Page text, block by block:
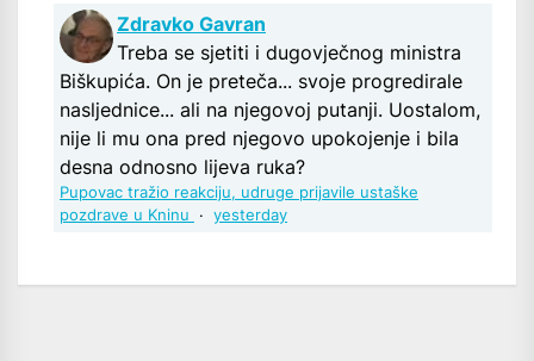
Zdravko Gavran
Treba se sjetiti i dugovječnog ministra
Biškupića. On je preteča... svoje progredirale
nasljednice... ali na njegovoj putanji. Uostalom,
nije li mu ona pred njegovo upokojenje i bila
desna odnosno lijeva ruka?
Pupovac tražio reakciju, udruge prijavile ustaške
pozdrave u Kninu
· yesterday